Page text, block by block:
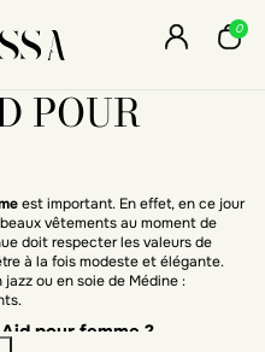
0
POUR
est important. En effet, en ce jour
vêtements au moment de
doit respecter les valeurs de
à la fois modeste et élégante.
ou en soie de Médine :
pour femme ?